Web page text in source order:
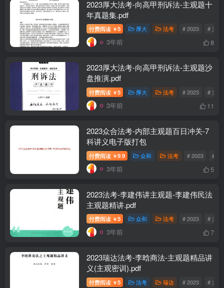
2023厚大法考-向高甲刑诉法-主观题十
年真题集.pdf
付费阅读 ￥5 厚大 法考 # 2023 # 主
3年前 8
2023厚大法考-向高甲刑诉法-主观题沙
盘推演.pdf
付费阅读 ￥5 厚大 法考 # 2023 # 主
3年前 11
2023众合法考-内部主观题百日冲关-7
科讲义电子版打包
付费阅读 ￥9.9 众和 法考 # 2023 # 主
3年前 5
2023法考-李建伟讲主观题-李建伟民法
主观题精讲.pdf
付费阅读 ￥5 众和 法考 # 2023 # 主
3年前 7
2023瑞达法考-李晗商法-主观题精品讲
义(主观密训).pdf
付费阅读 ￥5 法考 瑞达 # 2023 # 主